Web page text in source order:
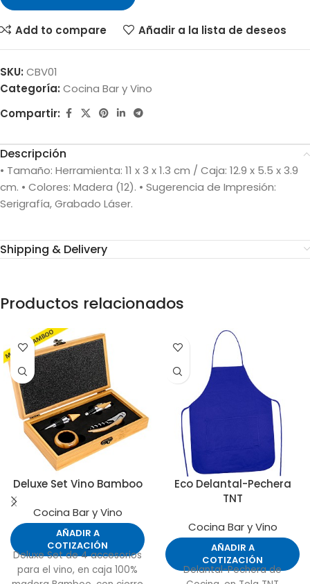
Add to compare Añadir a la lista de deseos
SKU: CBV01
Categoría: Cocina Bar y Vino
Compartir:
Descripción
• Tamaño: Herramienta: 11 x 3 x 1.3 cm / Caja: 12.9 x 5.5 x 3.9
cm. • Colores: Madera (12). • Sugerencia de Impresión:
Serigrafía, Grabado Láser.
Shipping & Delivery
Productos relacionados
Deluxe Set Vino Bamboo
Cocina Bar y Vino
AÑADIR A
COTIZACIÓN
Deluxe Set de 4 accesorios
para el vino, en caja 100%
Eco Delantal-Pechera
TNT
Cocina Bar y Vino
AÑADIR A
COTIZACIÓN
Delantal-Pechera de